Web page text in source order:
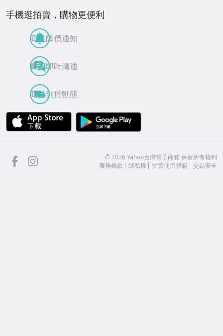
手機逛拍賣，購物更便利
商品降價通知
買賣即時溝通
商品到貨動態
APP Store
facebook ©2026 Yahoo台灣電子商務 保留所有權利
服務條款
隱私權 拍賣使用規範 交易安全